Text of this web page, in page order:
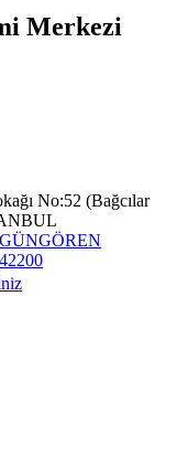
Merkezi
No:52 (Bağcılar
GÜNGÖREN